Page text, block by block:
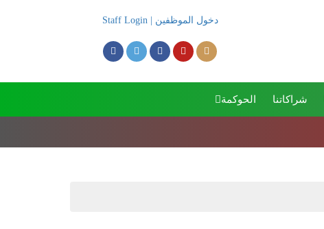
دخول الموظفين | Staff Login
شراكاتنا الحوكمة